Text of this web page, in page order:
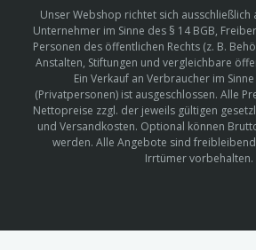
Unser Webshop richtet sich ausschließlich
Unternehmer im Sinne des § 14 BGB,
Personen des öffentlichen Rechts (z. B.
Anstalten, Stiftungen und vergleichbare
Ein Verkauf an Verbraucher im
(Privatpersonen) ist ausgeschlossen. Alle
Nettopreise zzgl. der jeweils gültigen
und Versandkosten. Optional können
werden. Alle Angebote sind
Irrtümer vorbehalten.